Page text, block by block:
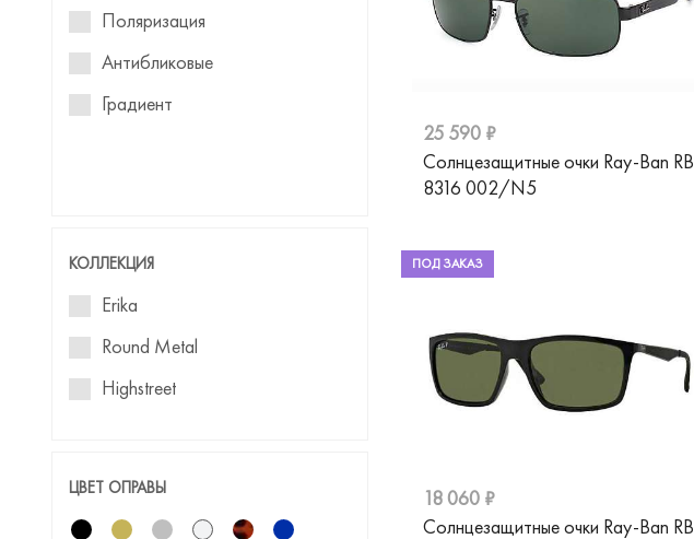
Marc Jacobs
Matsuda
Max Mara
Max&Co
Поляризация
Антибликовые
Градиент
КОЛЛЕКЦИЯ
Erika
Round Metal
Highstreet
ЦВЕТ ОПРАВЫ
25 590 ₽
Солнцезащитные очки Ray-Ban RB
8316 002/N5
ПОД ЗАКАЗ
18 060 ₽
Солнцезащитные очки Ray-Ban RB